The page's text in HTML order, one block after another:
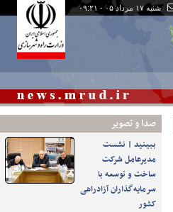
شنبه ۱۷ مرداد ۰۵ - ۰۹:۲۱
صدا و تصوير
ببینید | نشست
مدیرعامل شرکت
ساخت و توسعه با
سرمایه‌گذاران آزادراهی
کشور